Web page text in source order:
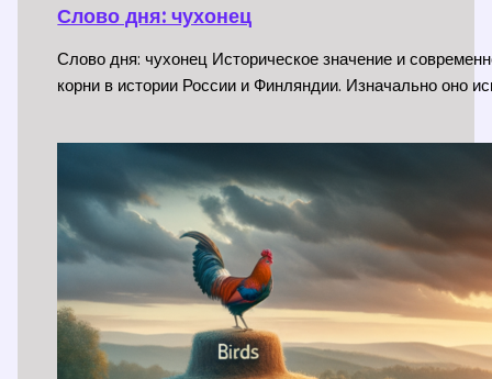
Слово дня: чухонец
Слово дня: чухонец Историческое значение и
корни в истории России и Финляндии. Изначально оно